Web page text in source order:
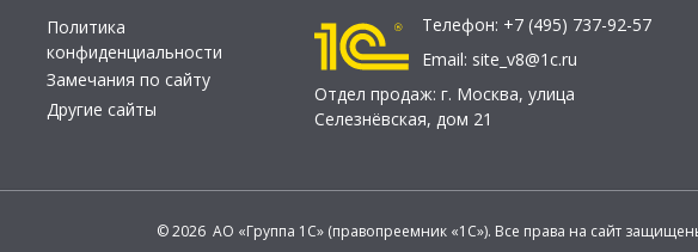
Политика
конфиденциальности
Замечания по сайту
Другие сайты
Телефон: +7 (495) 737-92-57
Email: site_v8@1c.ru
Отдел продаж: г. Москва, улица
Селезнёвская, дом 21
© 2026 АО «Группа 1С» (правопреемник «1С»). Все права на сайт